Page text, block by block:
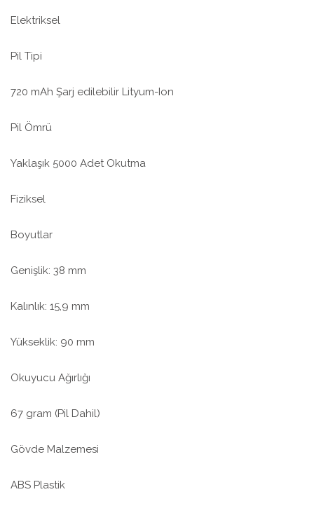
Elektriksel
Pil Tipi
720 mAh Şarj edilebilir Lityum-Ion
Pil Ömrü
Yaklaşık 5000 Adet Okutma
Fiziksel
Boyutlar
Genişlik: 38 mm
Kalınlık: 15,9 mm
Yükseklik: 90 mm
Okuyucu Ağırlığı
67 gram (Pil Dahil)
Gövde Malzemesi
ABS Plastik